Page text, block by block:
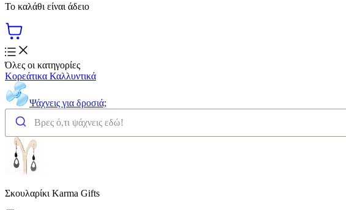
Το καλάθι είναι άδειο
Όλες οι κατηγορίες
Κορεάτικα Καλλυντικά
Ψάχνεις για δροσιά;
Σκουλαρίκι Karma Gifts